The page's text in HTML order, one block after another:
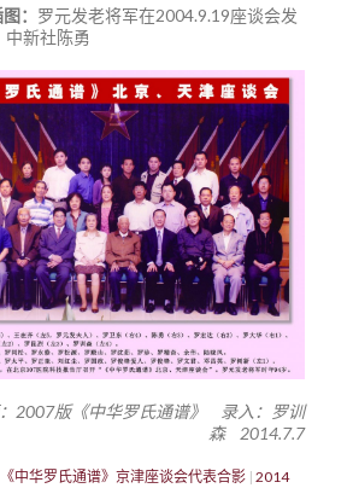
： 罗元发老将军在2004.9.19座谈会发
新社陈勇
2007版《中华罗氏通谱》 录入：罗训
森 2014.7.7
中华罗氏通谱》京津座谈会代表合影 2014